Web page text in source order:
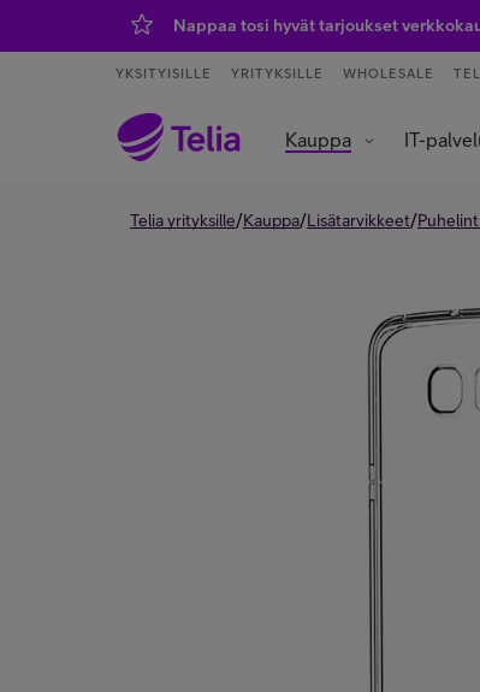
Nappaa tosi hyvät tarjoukset
YKSITYISILLE YRITYKSILLE WHOLESALE
Kauppa IT-
Telia yrityksille/Kauppa/Lisätarvikkeet/